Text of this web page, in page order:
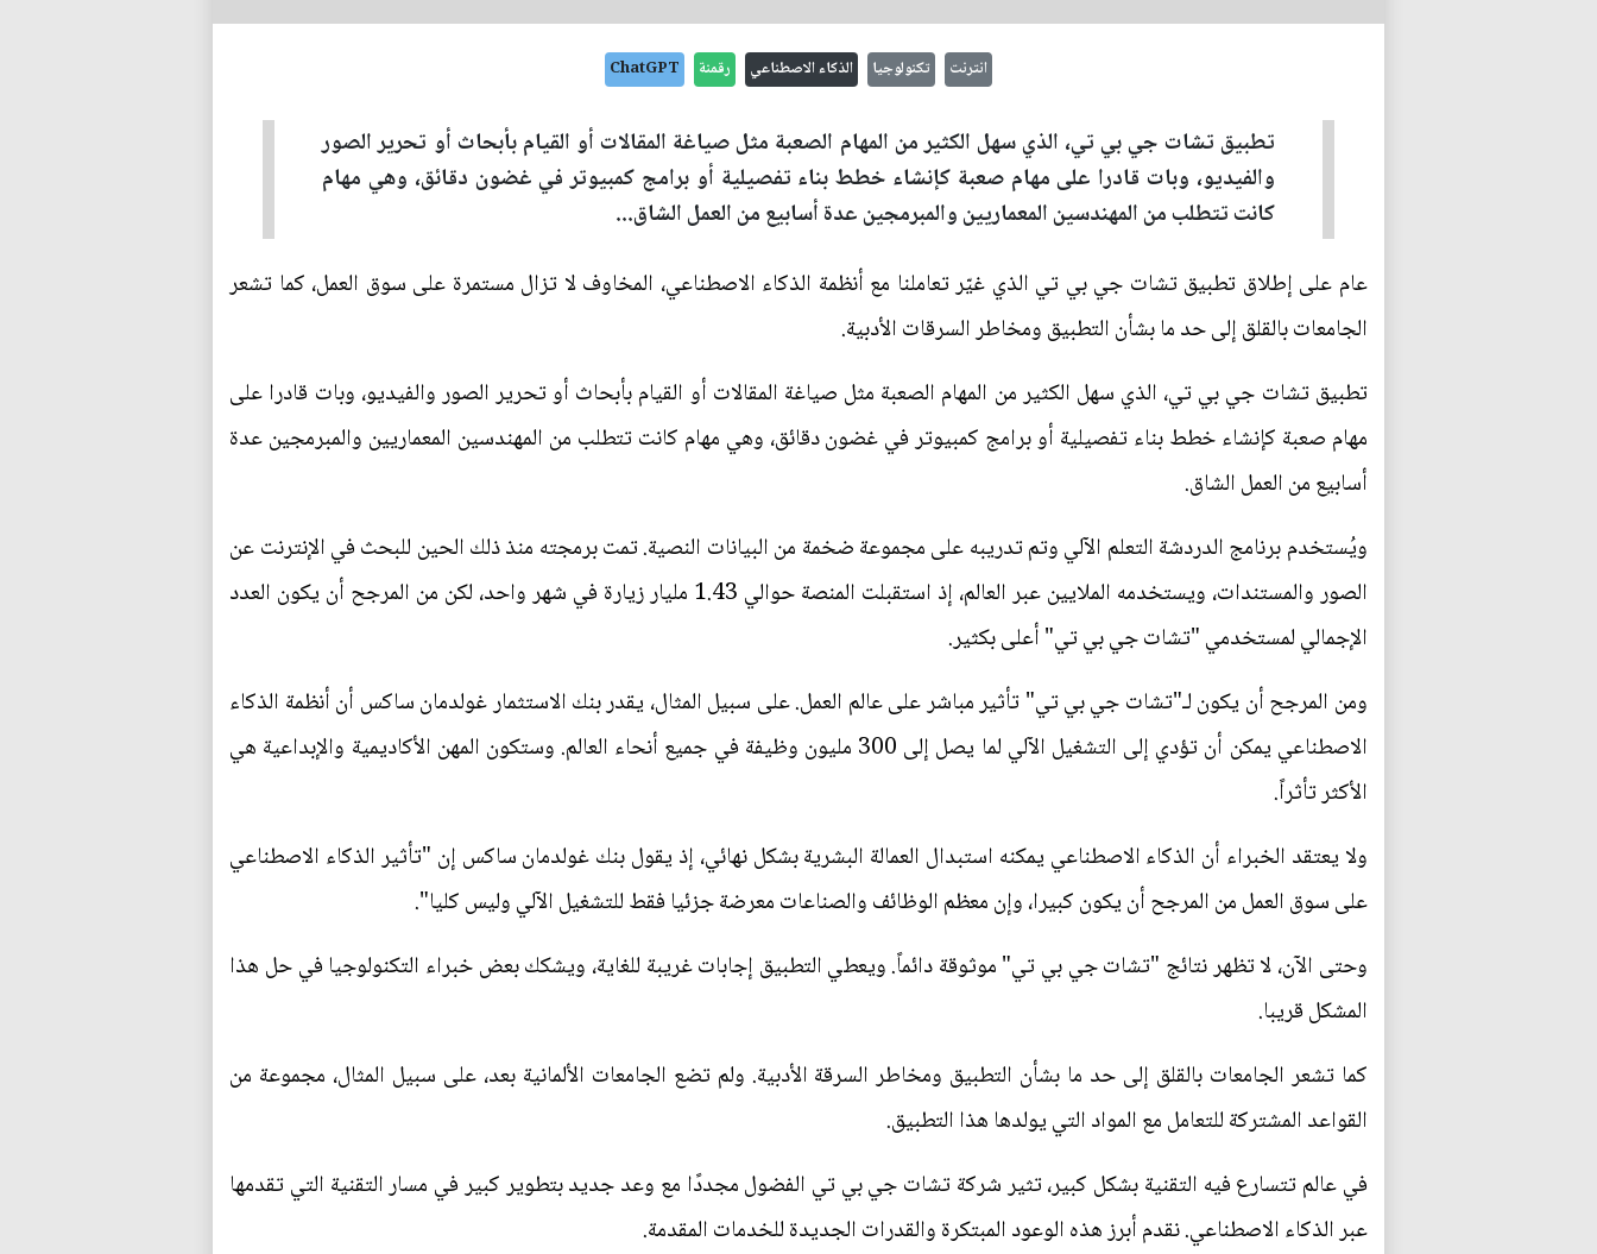
انترنت تكنولوجيا الذكاء الاصطناعي رقمنة ChatGPT
تطبيق تشات جي بي تي، الذي سهل الكثير من المهام الصعبة مثل صياغة المقالات أو القيام بأبحاث أو تحرير الصور
والفيديو، وبات قادرا على مهام صعبة كإنشاء خطط بناء تفصيلية أو برامج كمبيوتر في غضون دقائق، وهي مهام
كانت تتطلب من المهندسين المعماريين والمبرمجين عدة أسابيع من العمل الشاق...
عام على إطلاق تطبيق تشات جي بي تي الذي غيّر تعاملنا مع أنظمة الذكاء الاصطناعي، المخاوف لا تزال مستمرة على سوق العمل، كما تشعر
الجامعات بالقلق إلى حد ما بشأن التطبيق ومخاطر السرقات الأدبية.
تطبيق تشات جي بي تي، الذي سهل الكثير من المهام الصعبة مثل صياغة المقالات أو القيام بأبحاث أو تحرير الصور والفيديو، وبات قادرا على
مهام صعبة كإنشاء خطط بناء تفصيلية أو برامج كمبيوتر في غضون دقائق، وهي مهام كانت تتطلب من المهندسين المعماريين والمبرمجين عدة
أسابيع من العمل الشاق.
ويُستخدم برنامج الدردشة التعلم الآلي وتم تدريبه على مجموعة ضخمة من البيانات النصية. تمت برمجته منذ ذلك الحين للبحث في الإنترنت عن
الصور والمستندات، ويستخدمه الملايين عبر العالم، إذ استقبلت المنصة حوالي 1.43 مليار زيارة في شهر واحد، لكن من المرجح أن يكون العدد
الإجمالي لمستخدمي "تشات جي بي تي" أعلى بكثير.
ومن المرجح أن يكون لـ"تشات جي بي تي" تأثير مباشر على عالم العمل. على سبيل المثال، يقدر بنك الاستثمار غولدمان ساكس أن أنظمة الذكاء
الاصطناعي يمكن أن تؤدي إلى التشغيل الآلي لما يصل إلى 300 مليون وظيفة في جميع أنحاء العالم. وستكون المهن الأكاديمية والإبداعية هي
الأكثر تأثراً.
ولا يعتقد الخبراء أن الذكاء الاصطناعي يمكنه استبدال العمالة البشرية بشكل نهائي، إذ يقول بنك غولدمان ساكس إن "تأثير الذكاء الاصطناعي
على سوق العمل من المرجح أن يكون كبيرا، وإن معظم الوظائف والصناعات معرضة جزئيا فقط للتشغيل الآلي وليس كليا".
وحتى الآن، لا تظهر نتائج "تشات جي بي تي" موثوقة دائماً. ويعطي التطبيق إجابات غريبة للغاية، ويشكك بعض خبراء التكنولوجيا في حل هذا
المشكل قريبا.
كما تشعر الجامعات بالقلق إلى حد ما بشأن التطبيق ومخاطر السرقة الأدبية. ولم تضع الجامعات الألمانية بعد، على سبيل المثال، مجموعة من
القواعد المشتركة للتعامل مع المواد التي يولدها هذا التطبيق.
في عالم تتسارع فيه التقنية بشكل كبير، تثير شركة تشات جي بي تي الفضول مجددًا مع وعد جديد بتطوير كبير في مسار التقنية التي تقدمها
عبر الذكاء الاصطناعي. نقدم أبرز هذه الوعود المبتكرة والقدرات الجديدة للخدمات المقدمة.